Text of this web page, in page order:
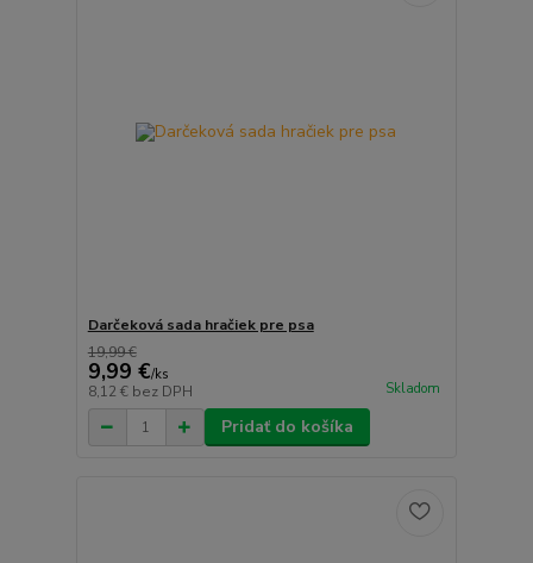
Darčeková sada hračiek pre psa
19,99 €
9,99 €/ks
8,12 € bez DPH Skladom
Pridať do košíka